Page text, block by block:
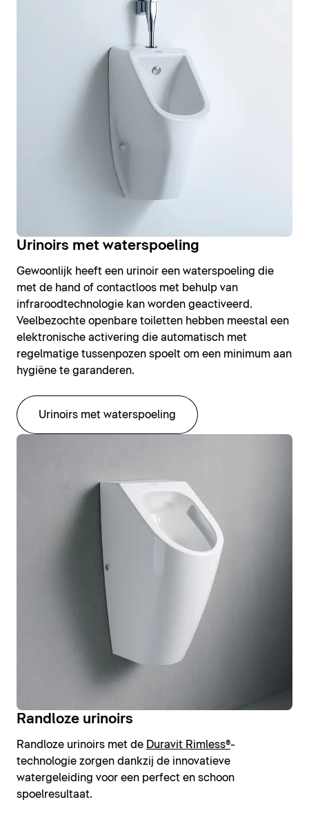
Urinoirs met waterspoeling
Gewoonlijk heeft een urinoir een waterspoeling die
met de hand of contactloos met behulp van
infraroodtechnologie kan worden geactiveerd.
Veelbezochte openbare toiletten hebben meestal een
elektronische activering die automatisch met
regelmatige tussenpozen spoelt om een minimum aan
hygiëne te garanderen.
Urinoirs met waterspoeling
Randloze urinoirs
Randloze urinoirs met de Duravit Rimless®-
technologie zorgen dankzij de innovatieve
watergeleiding voor een perfect en schoon
spoelresultaat.